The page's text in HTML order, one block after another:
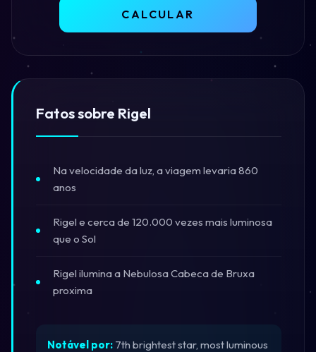
CALCULAR
Fatos sobre Rigel
Na velocidade da luz, a viagem levaria 860
anos
Rigel e cerca de 120.000 vezes mais luminosa
que o Sol
Rigel ilumina a Nebulosa Cabeca de Bruxa
proxima
Notável por: 7th brightest star, most luminous